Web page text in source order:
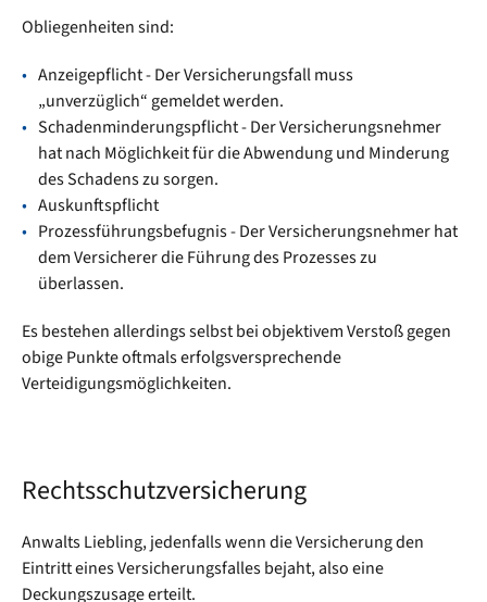
Obliegenheiten sind:
Anzeigepflicht - Der Versicherungsfall muss
„unverzüglich“ gemeldet werden.
Schadenminderungspflicht - Der Versicherungsnehmer
hat nach Möglichkeit für die Abwendung und Minderung
des Schadens zu sorgen.
Auskunftspflicht
Prozessführungsbefugnis - Der Versicherungsnehmer hat
dem Versicherer die Führung des Prozesses zu
überlassen.
Es bestehen allerdings selbst bei objektivem Verstoß gegen
obige Punkte oftmals erfolgsversprechende
Verteidigungsmöglichkeiten.
Rechtsschutzversicherung
Anwalts Liebling, jedenfalls wenn die Versicherung den
Eintritt eines Versicherungsfalles bejaht, also eine
Deckungszusage erteilt.